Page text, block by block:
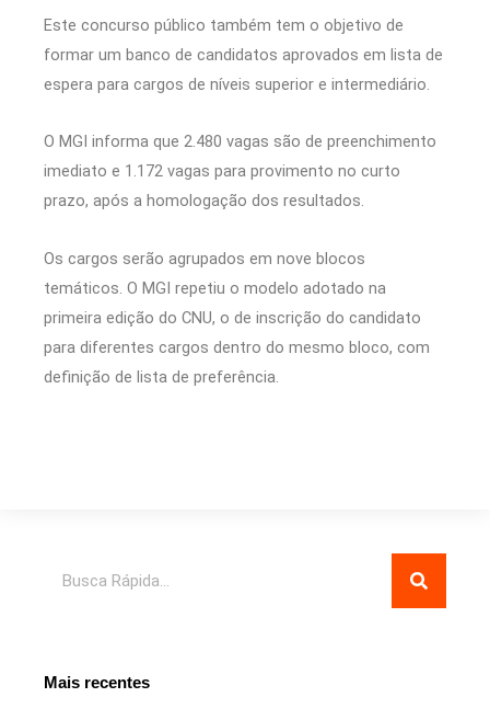
Este concurso público também tem o objetivo de
formar um banco de candidatos aprovados em lista de
espera para cargos de níveis superior e intermediário.
O MGI informa que 2.480 vagas são de preenchimento
imediato e 1.172 vagas para provimento no curto
prazo, após a homologação dos resultados​.
Os cargos serão agrupados em nove blocos
temáticos. O MGI repetiu o modelo adotado na
primeira edição do CNU, o de inscrição do candidato
para diferentes cargos dentro do mesmo bloco, com
definição de lista de preferência​.
Mais recentes